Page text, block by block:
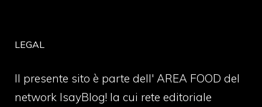
LEGAL
Il presente sito è parte dell' AREA FOOD del
network IsayBlog! la cui rete editoriale